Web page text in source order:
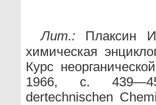
Лит.:
химическая
Курс
1966, с.
dertechnischen